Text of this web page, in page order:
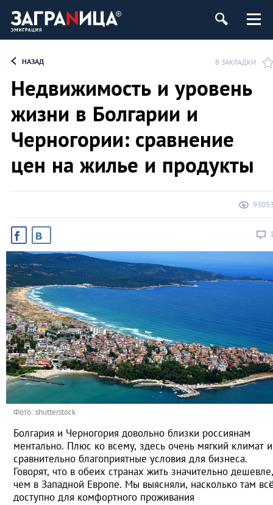
НАЗАД В ЗАКЛАДКИ
Недвижимость и уровень
жизни в Болгарии и
Черногории: сравнение
цен на жилье и продукты
Фото: shutterstock
Болгария и Черногория довольно близки россиянам
ментально. Плюс ко всему, здесь очень мягкий климат и
сравнительно благоприятные условия для бизнеса.
Говорят, что в обеих странах жить значительно дешевле,
чем в Западной Европе. Мы выясняли, насколько там
доступно для комфортного проживания